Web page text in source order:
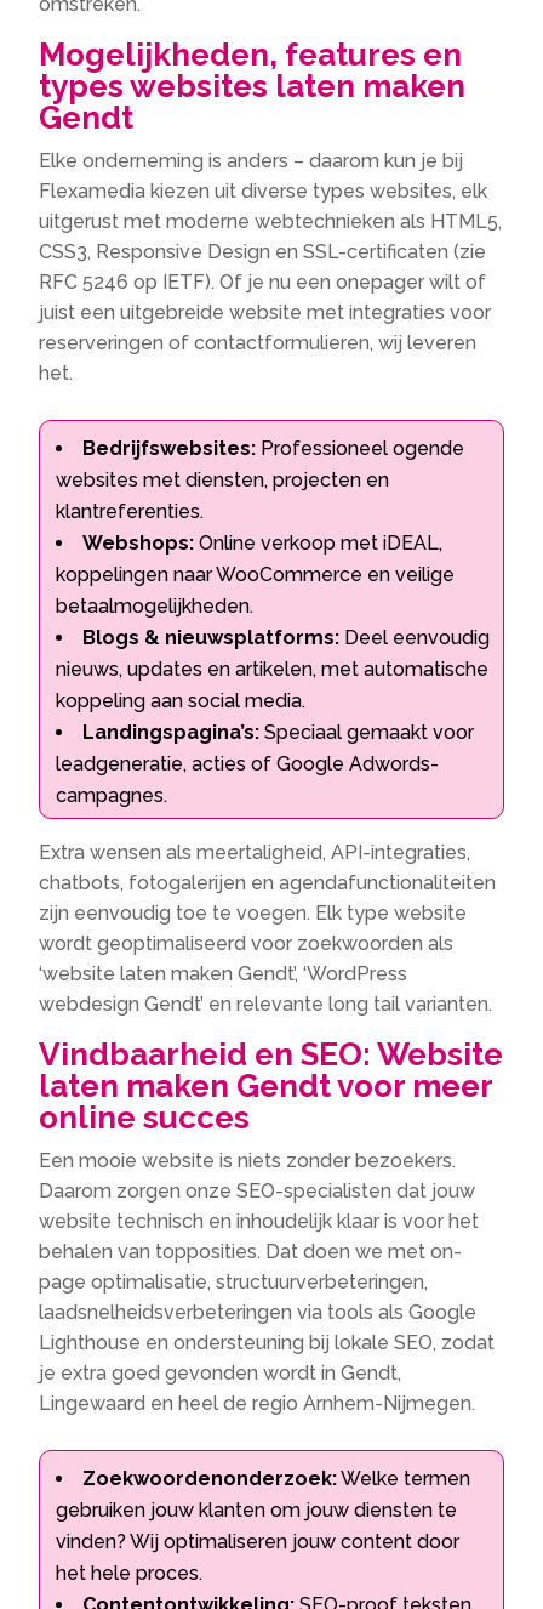
Mogelijkheden, features en
types websites laten maken
Gendt
Elke onderneming is anders – daarom kun je bij
Flexamedia kiezen uit diverse types websites, elk
uitgerust met moderne webtechnieken als HTML5,
CSS3, Responsive Design en SSL-certificaten (zie
RFC 5246 op IETF). Of je nu een onepager wilt of
juist een uitgebreide website met integraties voor
reserveringen of contactformulieren, wij leveren
het.
Bedrijfswebsites: Professioneel ogende
websites met diensten, projecten en
klantreferenties.
Webshops: Online verkoop met iDEAL,
koppelingen naar WooCommerce en veilige
betaalmogelijkheden.
Blogs & nieuwsplatforms: Deel eenvoudig
nieuws, updates en artikelen, met automatische
koppeling aan social media.
Landingspagina’s: Speciaal gemaakt voor
leadgeneratie, acties of Google Adwords-
campagnes.
Extra wensen als meertaligheid, API-integraties,
chatbots, fotogalerijen en agendafunctionaliteiten
zijn eenvoudig toe te voegen. Elk type website
wordt geoptimaliseerd voor zoekwoorden als
‘website laten maken Gendt’, ‘WordPress
webdesign Gendt’ en relevante long tail varianten.
Vindbaarheid en SEO: Website
laten maken Gendt voor meer
online succes
Een mooie website is niets zonder bezoekers.
Daarom zorgen onze SEO-specialisten dat jouw
website technisch en inhoudelijk klaar is voor het
behalen van topposities. Dat doen we met on-
page optimalisatie, structuurverbeteringen,
laadsnelheidsverbeteringen via tools als Google
Lighthouse en ondersteuning bij lokale SEO, zodat
je extra goed gevonden wordt in Gendt,
Lingewaard en heel de regio Arnhem-Nijmegen.
Zoekwoordenonderzoek:Welke termen
gebruiken jouw klanten om jouw diensten te
vinden? Wij optimaliseren jouw content door
het hele proces.